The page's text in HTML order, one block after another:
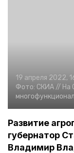
19 апреля 2022,
Фото: СКИА // На
Развитие
губернатор
Владимир